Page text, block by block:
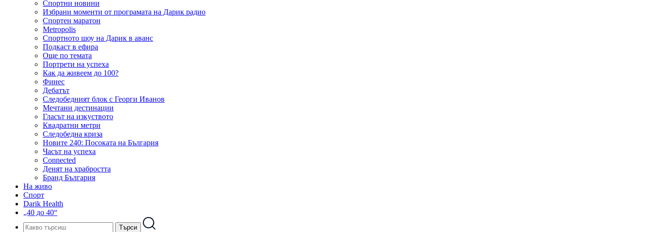
Спортни новини
Избрани моменти от програмата на Дарик радио
Спортен маратон
Metropolis
Спортното шоу на Дарик в аванс
Подкаст в ефира
Още по темата
Портрети на успеха
Как да живеем до 100?
Финес
Дебатът
Следобедният блок с Георги Иванов
Мечтани дестинации
Гласът на изкуството
Квадратни метри
Следобедна криза
Новите 240: Посоката на България
Часът на успеха
Connected
Денят на храбростта
Бранд България
На живо
Спорт
Darik Health
„40 до 40“